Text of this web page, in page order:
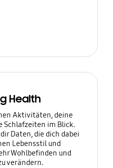
Health
Aktivitäten, deine
Schlafzeiten im Blick.
Daten, die dich dabei
Lebensstil und
Wohlbefinden und
verändern.